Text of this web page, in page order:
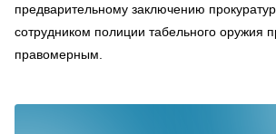
предварительному заключению
сотрудником полиции табельного оружия
правомерным.